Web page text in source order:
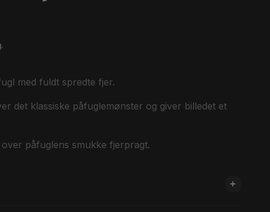
med fuldt spredte fjer.
det klassiske påfuglemønster og giver billedet et
påfuglens smukke fjerpragt.